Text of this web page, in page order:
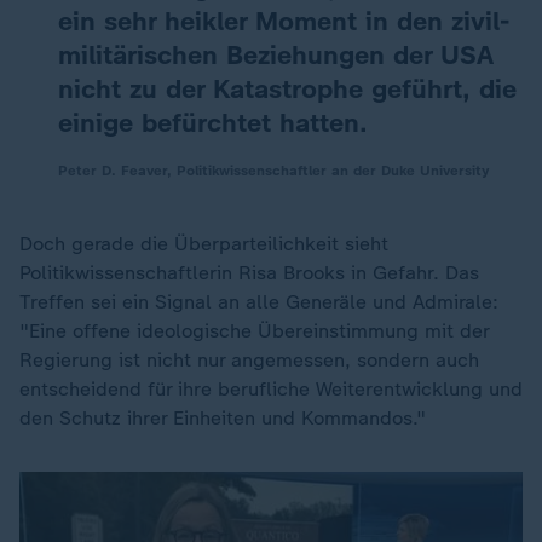
ein sehr heikler Moment in den zivil-
militärischen Beziehungen der USA
nicht zu der Katastrophe geführt, die
einige befürchtet hatten.
Doch gerade die Überparteilichkeit sieht
Politikwissenschaftlerin Risa Brooks in Gefahr. Das
Treffen sei ein Signal an alle Generäle und Admirale:
"Eine offene ideologische Übereinstimmung mit der
Regierung ist nicht nur angemessen, sondern auch
entscheidend für ihre berufliche Weiterentwicklung und
den Schutz ihrer Einheiten und Kommandos."